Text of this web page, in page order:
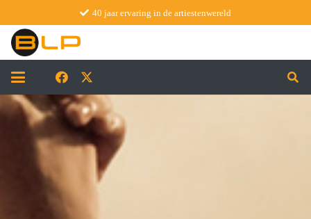
40 jaar ervaring in de artiestenwereld